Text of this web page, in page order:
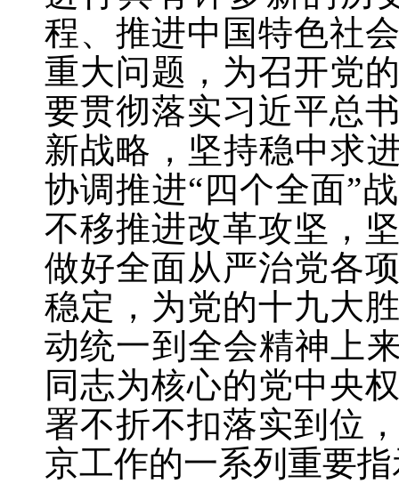
程、推进中国特色社
重大问题，为召开党
要贯彻落实习近平总
新战略，坚持稳中求
协调推进“四个全面”
不移推进改革攻坚，
做好全面从严治党各
稳定，为党的十九大
动统一到全会精神上
同志为核心的党中央
署不折不扣落实到位
京工作的一系列重要